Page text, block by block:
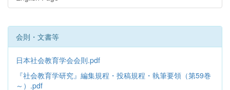
会則・文書等
日本社会教育学会会則.pdf
『社会教育学研究』編集規程・投稿規程・執筆要領（第59巻
～）.pdf